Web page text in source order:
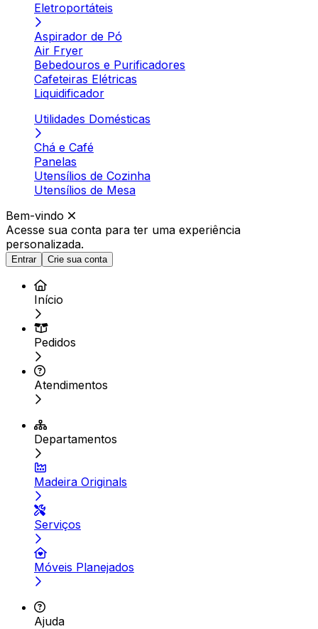
Eletroportáteis
Aspirador de Pó
Air Fryer
Bebedouros e Purificadores
Cafeteiras Elétricas
Liquidificador
Utilidades Domésticas
Chá e Café
Panelas
Utensílios de Cozinha
Utensílios de Mesa
Bem-vindo
Acesse sua conta para ter uma experiência
personalizada.
Entrar Crie sua conta
Início
Pedidos
Atendimentos
Departamentos
Madeira Originals
Serviços
Móveis Planejados
Ajuda